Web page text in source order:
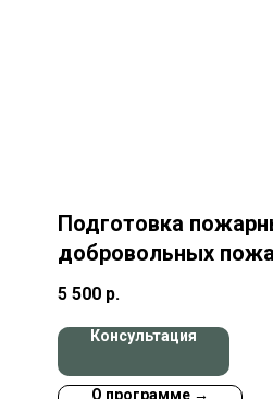
Подготовка
добровольных
дружин
5 500 р.
Консультация
О программе →